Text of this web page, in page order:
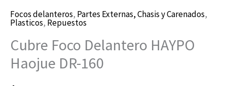
Focos delanteros, Partes Externas, Chasis y Carenados,
Plasticos, Repuestos
Cubre Foco Delantero HAYPO
Haojue DR-160